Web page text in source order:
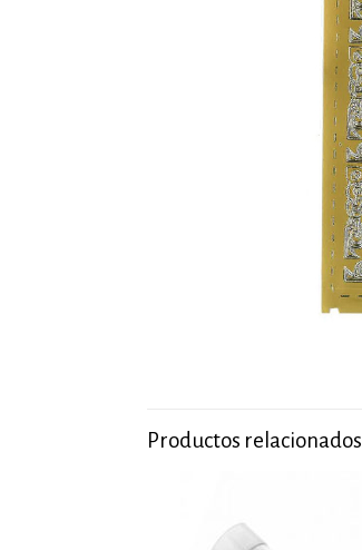
Productos relacionados